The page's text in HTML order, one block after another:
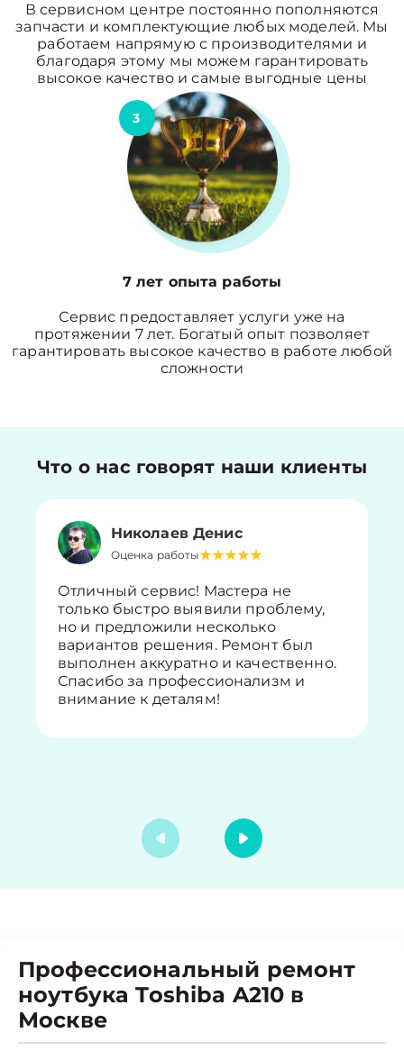
В сервисном центре постоянно пополняются
запчасти и комплектующие любых моделей. Мы
работаем напрямую с производителями и
благодаря этому мы можем гарантировать
высокое качество и самые выгодные цены
3
7 лет опыта работы
Сервис предоставляет услуги уже на
протяжении 7 лет. Богатый опыт позволяет
гарантировать высокое качество в работе любой
сложности
Что о нас говорят наши клиенты
Николаев Денис
Оценка работы
Отличный сервис! Мастера не
только быстро выявили проблему,
но и предложили несколько
вариантов решения. Ремонт был
выполнен аккуратно и качественно.
Спасибо за профессионализм и
внимание к деталям!
Профессиональный ремонт
ноутбука Toshiba A210 в
Москве